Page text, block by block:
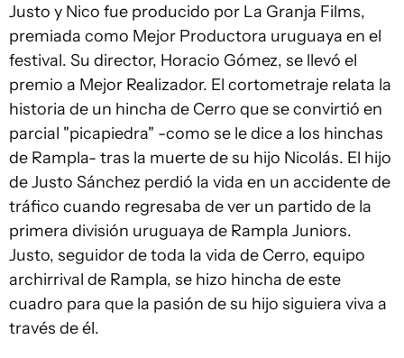
Justo y Nico fue producido por La Granja Films,
premiada como Mejor Productora uruguaya en el
festival. Su director, Horacio Gómez, se llevó el
premio a Mejor Realizador. El cortometraje relata la
historia de un hincha de Cerro que se convirtió en
parcial "picapiedra" -como se le dice a los hinchas
de Rampla- tras la muerte de su hijo Nicolás. El hijo
de Justo Sánchez perdió la vida en un accidente de
tráfico cuando regresaba de ver un partido de la
primera división uruguaya de Rampla Juniors.
Justo, seguidor de toda la vida de Cerro, equipo
archirrival de Rampla, se hizo hincha de este
cuadro para que la pasión de su hijo siguiera viva a
través de él.